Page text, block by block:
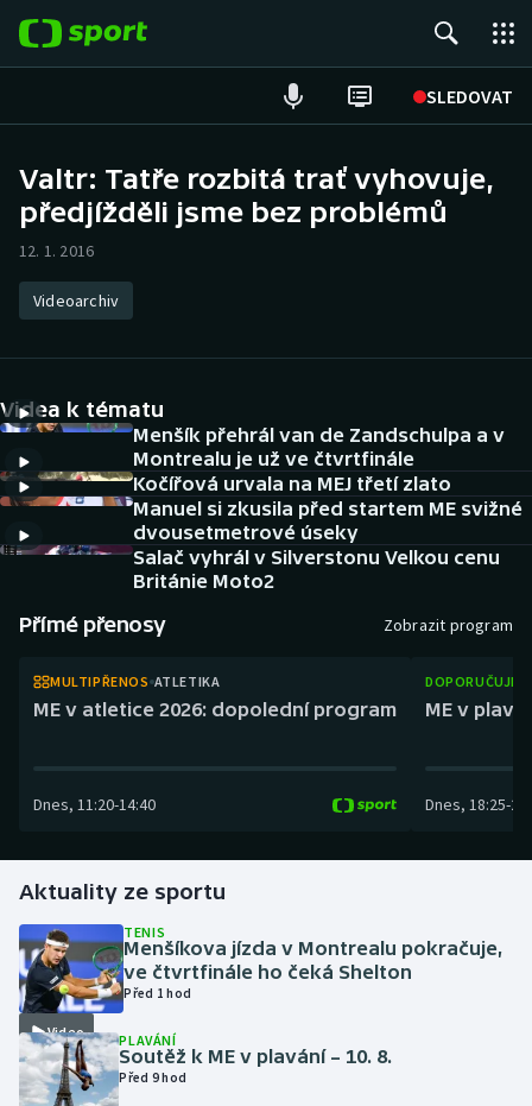
SLEDOVAT
ME v plavání
Hokej
DALŠÍ SPORTY
Americký fotbal
Atletika
Biatlon
Curling
Cyklistika
Dostihy
Florbal
NEPŘEHLÉDNĚTE
Soutěže
AZ kvíz
Valtr: Tatře rozbitá trať vyhovuje,
předjížděli jsme bez problémů
12. 1. 2016
Videoarchiv
Videa k tématu
Menšík přehrál van de Zandschulpa a v
Montrealu je už ve čtvrtfinále
Kočířová urvala na MEJ třetí zlato
Manuel si zkusila před startem ME svižné
dvousetmetrové úseky
Salač vyhrál v Silverstonu Velkou cenu
Británie Moto2
Přímé přenosy Zobrazit program
MULTIPŘENOS ATLETIKA
ME v atletice 2026: dopolední program
Dnes, 11:20-14:40
ME v
Dnes, 18:25-
Aktuality ze sportu
Video
TENIS
Menšíkova jízda v Montrealu pokračuje,
ve čtvrtfinále ho čeká Shelton
Před 1 hod
PLAVÁNÍ
Soutěž k ME v plavání – 10. 8.
Před 9 hod